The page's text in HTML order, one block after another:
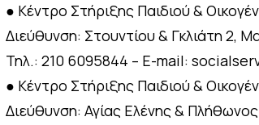
● Κέντρο Στήριξης Παιδιού &
Διεύθυνση: Στουντίου & Γκλιάτη 2,
Τηλ.: 210 6095844 – E-mail:
● Κέντρο Στήριξης Παιδιού &
Διεύθυνση: Αγίας Ελένης & Πλήθωνος